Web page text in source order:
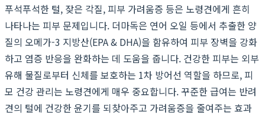
푸석푸석한 털, 잦은 각질, 피부 가려움증 등은 노령견에게 흔히
나타나는 피부 문제입니다. 더마독은 연어 오일 등에서 추출한 양
질의 오메가-3 지방산(EPA & DHA)을 함유하여 피부 장벽을 강화
하고 염증 반응을 완화하는 데 도움을 줍니다. 건강한 피부는 외부
유해 물질로부터 신체를 보호하는 1차 방어선 역할을 하므로, 피
모 건강 관리는 노령견에게 매우 중요합니다. 꾸준한 급여는 반려
견의 털에 건강한 윤기를 되찾아주고 가려움증을 줄여주는 효과